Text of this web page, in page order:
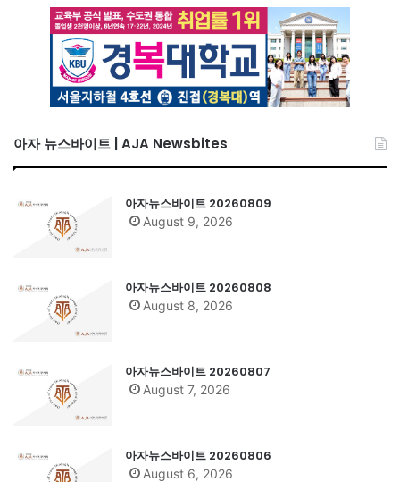
아자 뉴스바이트 | AJA Newsbites
아자뉴스바이트 20260809
August 9, 2026
아자뉴스바이트 20260808
August 8, 2026
아자뉴스바이트 20260807
August 7, 2026
아자뉴스바이트 20260806
August 6, 2026